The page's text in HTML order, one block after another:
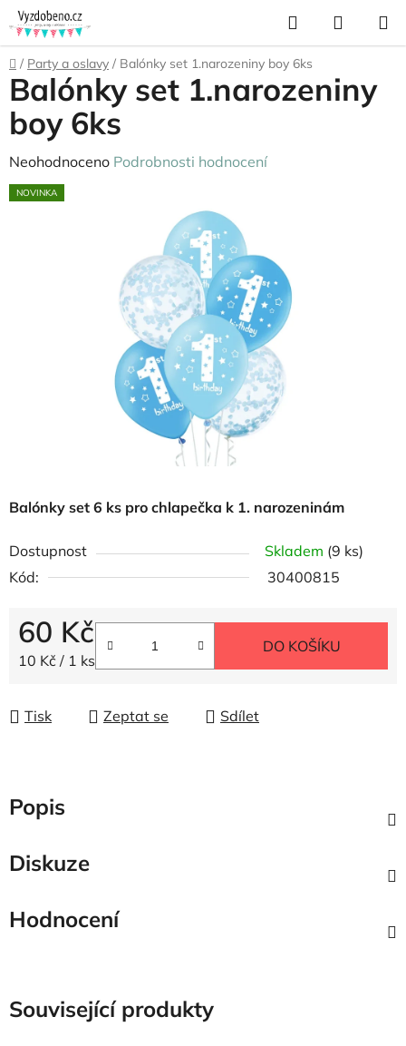
Přejít
na
obsah
Hledat
KOŠÍK
Domů
/ Party a oslavy / Balónky set 1.narozeniny boy 6ks
Balónky set 6 ks pro chlapečka k 1. narozeninám
Dostupnost Skladem (9 ks)
Kód:
30400815
60 Kč
Měrná cena:
10 Kč / 1 ks
DO KOŠÍKU
Tisk Zeptat se Sdílet
Balónky set 1.narozeniny
boy 6ks
Průměrné
hodnocení
Neohodnoceno Podrobnosti hodnocení
NOVINKA
Popis
Diskuze
Hodnocení
Související produkty